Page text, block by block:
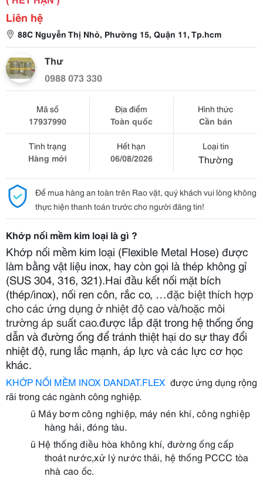
Liên hệ
88C Nguyễn Thị Nhỏ, Phường 15, Quận 11, Tp.hcm
Thư
0988 073 330
Mã số
17937990
Địa điểm
Toàn quốc
Hình thức
Cần bán
Tình trạng
Hàng mới
Hết hạn
06/08/2026
Loại tin
Thường
Để mua hàng an toàn trên Rao vặt, quý khách vui lòng không
thực hiện thanh toán trước cho người đăng tin!
Khớp nối mềm kim loại là gì ?
Khớp nối mềm kim loại (Flexible Metal Hose) được
làm bằng vật liệu inox, hay còn gọi là thép không gỉ
(SUS 304, 316, 321).Hai đầu kết nối mặt bích
(thép/inox), nối ren côn, rắc co, …đặc biệt thích hợp
cho các ứng dụng ở nhiệt độ cao và/hoặc môi
trường áp suất cao.được lắp đặt trong hệ thống ống
dẫn và đường ống để tránh thiệt hại do sự thay đổi
nhiệt độ, rung lắc mạnh, áp lực và các lực cơ học
khác.
KHỚP NỐI MỀM INOX DANDAT.FLEX được ứng dụng rộng
rãi trong các ngành công nghiệp.
ü Máy bơm công nghiệp, máy nén khí, công nghiệp
hàng hải, đóng tàu.
ü Hệ thống điều hòa không khí, đường ống cấp
thoát nước,xử lý nước thải, hệ thống PCCC tòa
nhà cao ốc.